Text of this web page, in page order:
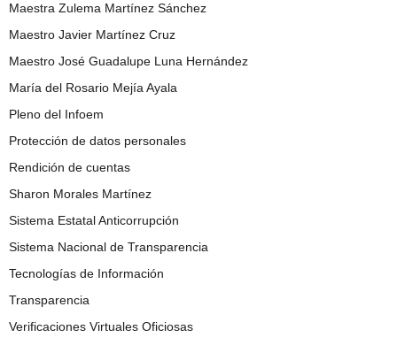
Maestra Zulema Martínez Sánchez
Maestro Javier Martínez Cruz
Maestro José Guadalupe Luna Hernández
María del Rosario Mejía Ayala
Pleno del Infoem
Protección de datos personales
Rendición de cuentas
Sharon Morales Martínez
Sistema Estatal Anticorrupción
Sistema Nacional de Transparencia
Tecnologías de Información
Transparencia
Verificaciones Virtuales Oficiosas